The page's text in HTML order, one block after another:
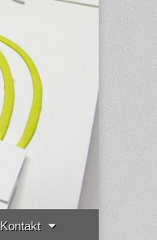
Kontakt